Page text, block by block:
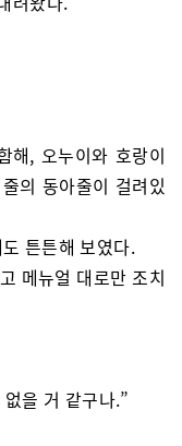
해, 오누이와 호랑이
의 동아줄이 걸려있
튼튼해 보였다.
메뉴얼 대로만 조치
을 거 같구나.”